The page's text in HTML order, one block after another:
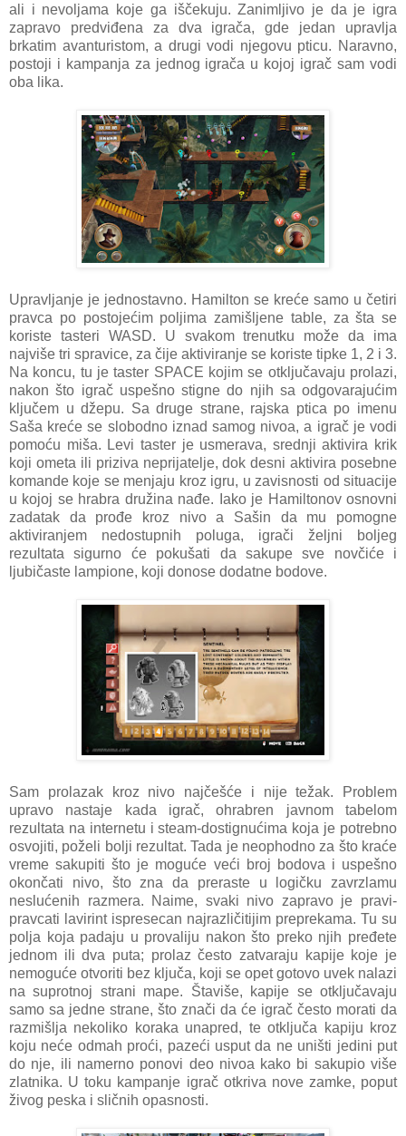
ali i nevoljama koje ga iščekuju. Zanimljivo je da je igra
zapravo predviđena za dva igrača, gde jedan upravlja
brkatim avanturistom, a drugi vodi njegovu pticu. Naravno,
postoji i kampanja za jednog igrača u kojoj igrač sam vodi
oba lika.
Upravljanje je jednostavno. Hamilton se kreće samo u četiri
pravca po postojećim poljima zamišljene table, za šta se
koriste tasteri WASD. U svakom trenutku može da ima
najviše tri spravice, za čije aktiviranje se koriste tipke 1, 2 i 3.
Na koncu, tu je taster SPACE kojim se otključavaju prolazi,
nakon što igrač uspešno stigne do njih sa odgovarajućim
ključem u džepu. Sa druge strane, rajska ptica po imenu
Saša kreće se slobodno iznad samog nivoa, a igrač je vodi
pomoću miša. Levi taster je usmerava, srednji aktivira krik
koji ometa ili priziva neprijatelje, dok desni aktivira posebne
komande koje se menjaju kroz igru, u zavisnosti od situacije
u kojoj se hrabra družina nađe. Iako je Hamiltonov osnovni
zadatak da prođe kroz nivo a Sašin da mu pomogne
aktiviranjem nedostupnih poluga, igrači željni boljeg
rezultata sigurno će pokušati da sakupe sve novčiće i
ljubičaste lampione, koji donose dodatne bodove.
Sam prolazak kroz nivo najčešće i nije težak. Problem
upravo nastaje kada igrač, ohrabren javnom tabelom
rezultata na internetu i steam-dostignućima koja je potrebno
osvojiti, poželi bolji rezultat. Tada je neophodno za što kraće
vreme sakupiti što je moguće veći broj bodova i uspešno
okončati nivo, što zna da preraste u logičku zavrzlamu
neslućenih razmera. Naime, svaki nivo zapravo je pravi-
pravcati lavirint ispresecan najrazličitijim preprekama. Tu su
polja koja padaju u provaliju nakon što preko njih pređete
jednom ili dva puta; prolaz često zatvaraju kapije koje je
nemoguće otvoriti bez ključa, koji se opet gotovo uvek nalazi
na suprotnoj strani mape. Štaviše, kapije se otključavaju
samo sa jedne strane, što znači da će igrač često morati da
razmišlja nekoliko koraka unapred, te otključa kapiju kroz
koju neće odmah proći, pazeći usput da ne uništi jedini put
do nje, ili namerno ponovi deo nivoa kako bi sakupio više
zlatnika. U toku kampanje igrač otkriva nove zamke, poput
živog peska i sličnih opasnosti.